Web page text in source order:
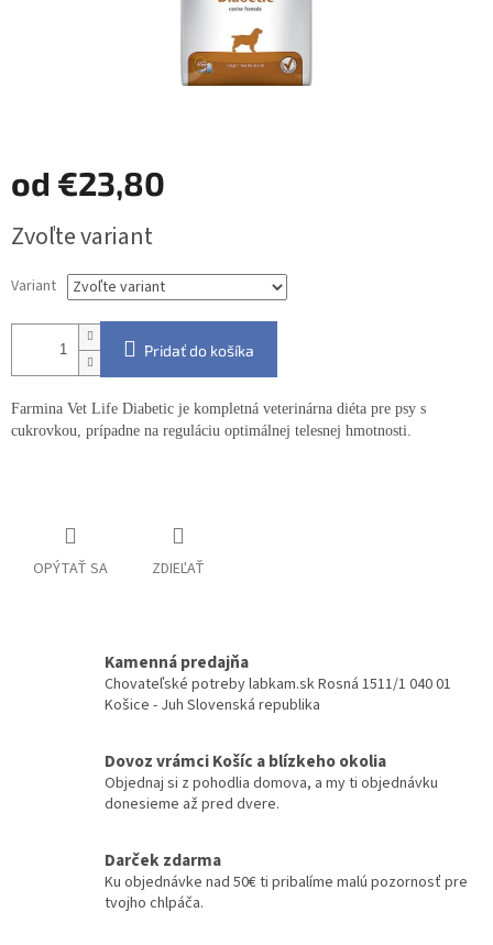
od €23,80
cena:
Zvoľte variant
Variant
Pridať do košíka
Farmina Vet Life Diabetic je kompletná veterinárna diéta pre psy s
cukrovkou, prípadne na reguláciu optimálnej telesnej hmotnosti.
OPÝTAŤ SA ZDIEĽAŤ
Kamenná predajňa
Chovateľské potreby labkam.sk Rosná 1511/1 040 01
Košice - Juh Slovenská republika
Dovoz vrámci Košíc a blízkeho okolia
Objednaj si z pohodlia domova, a my ti objednávku
donesieme až pred dvere.
Darček zdarma
Ku objednávke nad 50€ ti pribalíme malú pozornosť pre
tvojho chlpáča.